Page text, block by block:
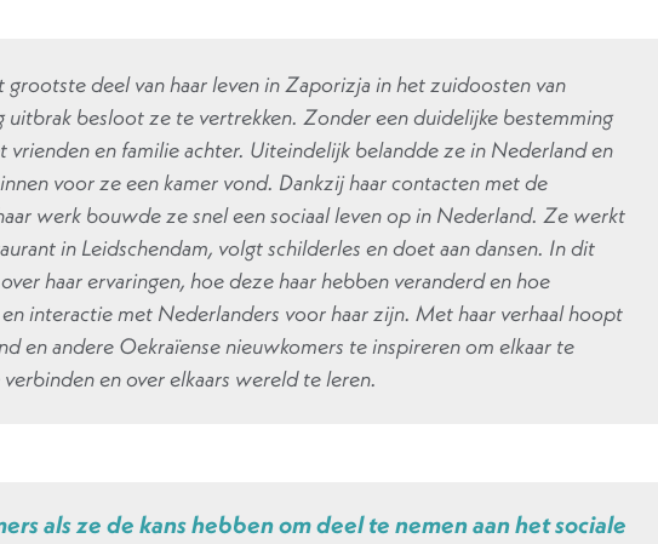
deel van haar leven in Zaporizja in het zuidoosten van
uitbrak besloot ze te vertrekken. Zonder een duidelijke bestemming
vrienden en familie achter. Uiteindelijk belandde ze in Nederland en
voor ze een kamer vond. Dankzij haar contacten met de
werk bouwde ze snel een sociaal leven op in Nederland. Ze werkt
in Leidschendam, volgt schilderles en doet aan dansen. In dit
haar ervaringen, hoe deze haar hebben veranderd en hoe
interactie met Nederlanders voor haar zijn. Met haar verhaal hoopt
en andere Oekraïense nieuwkomers te inspireren om elkaar te
en over elkaars wereld te leren.
als ze de kans hebben om deel te nemen aan het sociale